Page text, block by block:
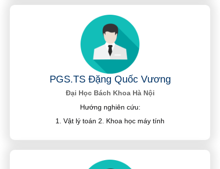
PGS.TS Đặng Quốc Vương
Đại Học Bách Khoa Hà Nội
Hướng nghiên cứu:
1. Vật lý toán 2. Khoa học máy tính